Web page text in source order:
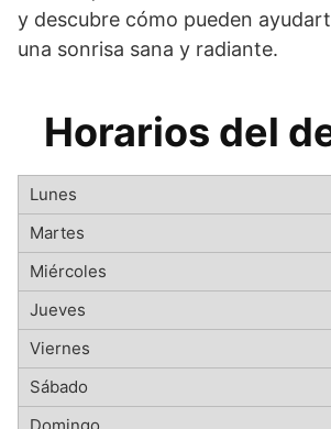
y descubre cómo pueden
una sonrisa sana y radiante.
Horarios del